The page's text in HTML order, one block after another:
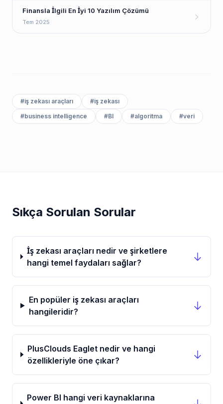
Finansla İlgili En İyi 10 Yazılım Çözümü
Tem 2025
#iş zekası araçları #iş zekası
#business intelligence #BI #algoritma #veri
Sıkça Sorulan Sorular
İş zekası araçları nedir ve şirketlere
hangi temel faydaları sağlar?
En popüler iş zekası araçları
hangileridir?
PlusClouds Eaglet nedir ve hangi
özellikleriyle öne çıkar?
Power BI hangi veri kaynaklarına